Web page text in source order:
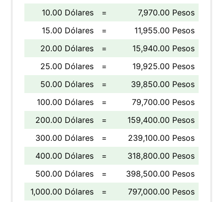
10.00 Dólares
=
7,970.00 Pesos
15.00 Dólares
=
11,955.00 Pesos
20.00 Dólares
=
15,940.00 Pesos
25.00 Dólares
=
19,925.00 Pesos
50.00 Dólares
=
39,850.00 Pesos
100.00 Dólares
=
79,700.00 Pesos
200.00 Dólares
=
159,400.00 Pesos
300.00 Dólares
=
239,100.00 Pesos
400.00 Dólares
=
318,800.00 Pesos
500.00 Dólares
=
398,500.00 Pesos
1,000.00 Dólares
=
797,000.00 Pesos